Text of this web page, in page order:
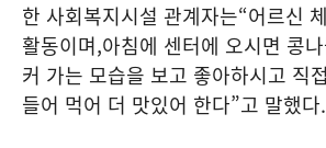
한 사회복지시설 관계자는“어르신
활동이며,아침에 센터에 오시면 콩
커 가는 모습을 보고 좋아하시고 직
들어 먹어 더 맛있어 한다”고 말했다.